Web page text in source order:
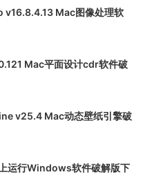
Mac图像处理软
Mac平面设计cdr软件破
v25.4 Mac动态壁纸引擎破
运行Windows软件破解版下